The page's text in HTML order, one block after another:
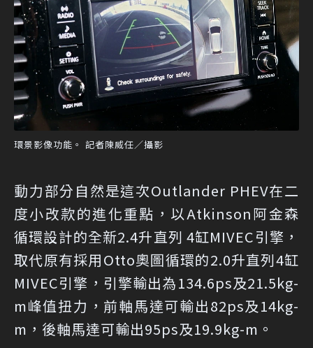
環景影像功能。 記者陳威任／攝影
動力部分自然是這次Outlander PHEV在二
度小改款的進化重點，以Atkinson阿金森
循環設計的全新2.4升直列 4缸MIVEC引擎，
取代原有採用Otto奧圖循環的2.0升直列4缸
MIVEC引擎，引擎輸出為134.6ps及21.5kg-
m峰值扭力，前軸馬達可輸出82ps及14kg-
m，後軸馬達可輸出95ps及19.9kg-m。